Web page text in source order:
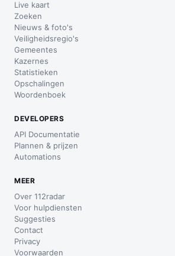
Live kaart
Zoeken
Nieuws & foto's
Veiligheidsregio's
Gemeentes
Kazernes
Statistieken
Opschalingen
Woordenboek
DEVELOPERS
API Documentatie
Plannen & prijzen
Automations
MEER
Over 112radar
Voor hulpdiensten
Suggesties
Contact
Privacy
Voorwaarden